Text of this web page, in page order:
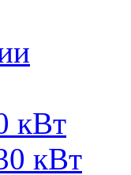
кВт
кВт